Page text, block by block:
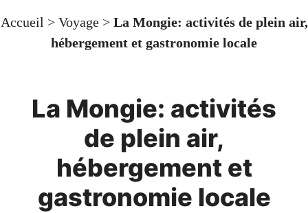
Accueil > Voyage> La Mongie: activités de plein air,
hébergement et gastronomie locale
La Mongie: activités
de plein air,
hébergement et
gastronomie locale